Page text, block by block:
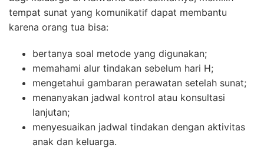
tempat sunat yang komunikatif dapat membantu
karena orang tua bisa:
bertanya soal metode yang digunakan;
memahami alur tindakan sebelum hari H;
mengetahui gambaran perawatan setelah sunat;
menanyakan jadwal kontrol atau konsultasi
lanjutan;
menyesuaikan jadwal tindakan dengan aktivitas
anak dan keluarga.